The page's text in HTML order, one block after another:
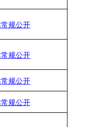
规公开
规公开
规公开
规公开